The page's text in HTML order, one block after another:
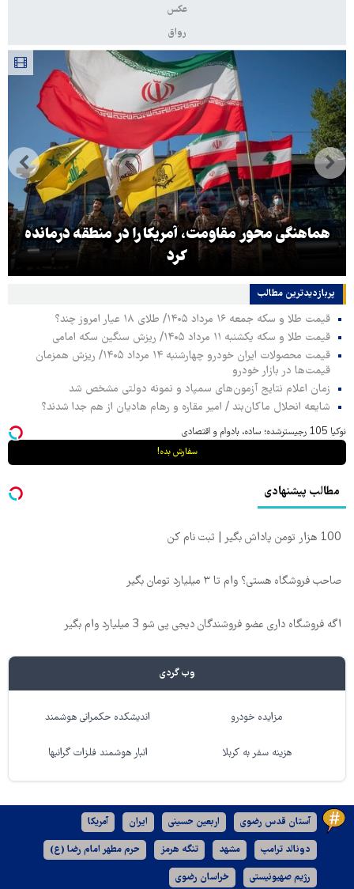
عکس
رواق
هماهنگی محور مقاومت، آمریکا را در منطقه درمانده
کرد
پربازدیدترین‌ مطالب
قیمت طلا و سکه جمعه ۱۶ مرداد ۱۴۰۵/ طلای ۱۸ عیار امروز چند؟
قیمت طلا و سکه یکشنبه ۱۱ مرداد ۱۴۰۵/ ریزش سنگین سکه امامی
قیمت محصولات ایران خودرو چهارشنبه ۱۴ مرداد ۱۴۰۵/ ریزش همزمان
قیمت‌ها در بازار خودرو
زمان اعلام نتایج آزمون‌های سمپاد و نمونه دولتی مشخص شد
شایعه انحلال ماکان‌بند / امیر مقاره و رهام هادیان از هم جدا شدند؟
نوکیا 105 رجیسترشده؛ ساده، بادوام و اقتصادی
سفارش بده!
مطالب پیشنهادی
100 هزار تومن پاداش بگیر | ثبت نام کن
صاحب فروشگاه هستی؟ وام تا ۳ میلیارد تومان بگیر
اگه فروشگاه داری عضو فروشندگان دیجی پی شو 3 میلیارد وام بگیر
وب گردی
مزایده خودرو اندیشکده حکمرانی هوشمند
هزینه سفر به کربلا انبار هوشمند فلزات گرانبها
آستان قدس رضوی اربعین حسینی ایران آمریکا
دونالد ترامپ مشهد تنگه هرمز حرم مطهر امام رضا (ع)
رژیم صهیونیستی خراسان رضوی